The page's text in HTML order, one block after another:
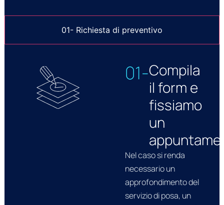
01- Richiesta di preventivo
01-Compila
il form e
fissiamo
un
Nel caso si renda
necessario un
approfondimento del
servizio di posa, un